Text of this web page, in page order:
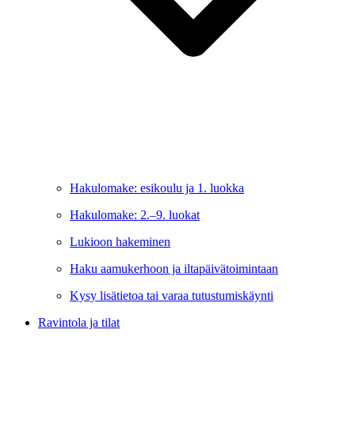
Hakulomake: esikoulu ja 1. luokka
Hakulomake: 2.–9. luokat
Lukioon hakeminen
Haku aamukerhoon ja iltapäivätoimintaan
Kysy lisätietoa tai varaa tutustumiskäynti
Ravintola ja tilat